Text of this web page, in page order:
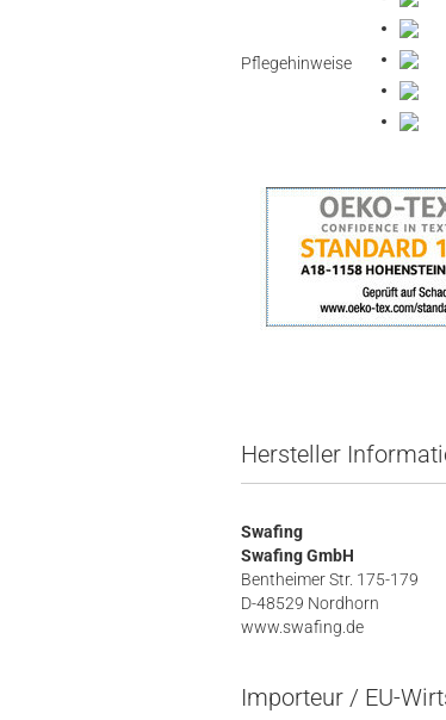
Pflegehinweise
Hersteller
Swafing
Swafing GmbH
Bentheimer Str. 175-179
D-48529 Nordhorn
www.swafing.de
Importeur / EU-